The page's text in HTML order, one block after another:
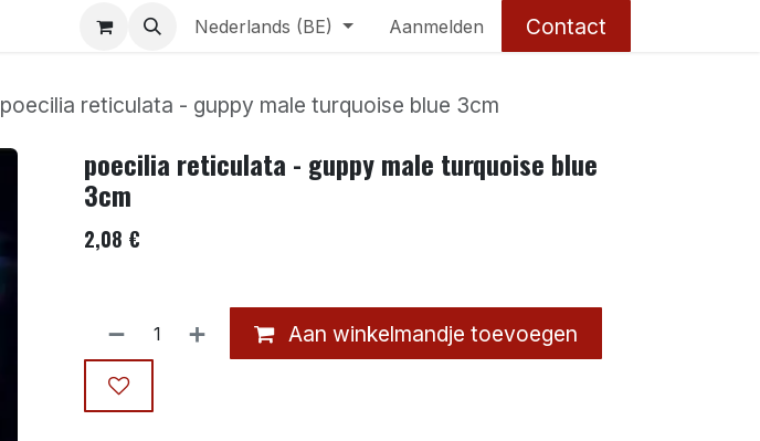
Nederlands (BE) Aanmelden Contact
poecilia reticulata - guppy male turquoise blue 3cm
poecilia reticulata - guppy male turquoise blue
3cm
2,08 €
Aan winkelmandje toevoegen